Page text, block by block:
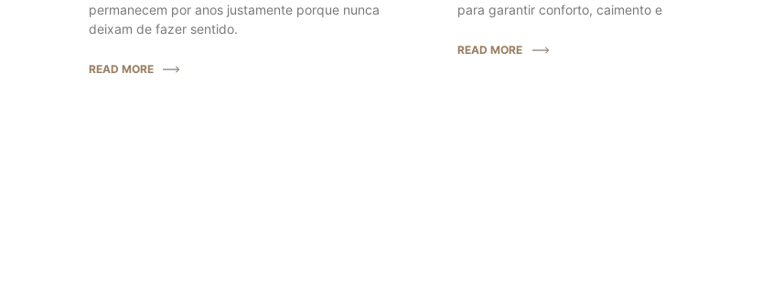
permanecem por anos justamente porque nunca
deixam de fazer sentido.
READ MORE
para garantir conforto, caimento e
READ MORE